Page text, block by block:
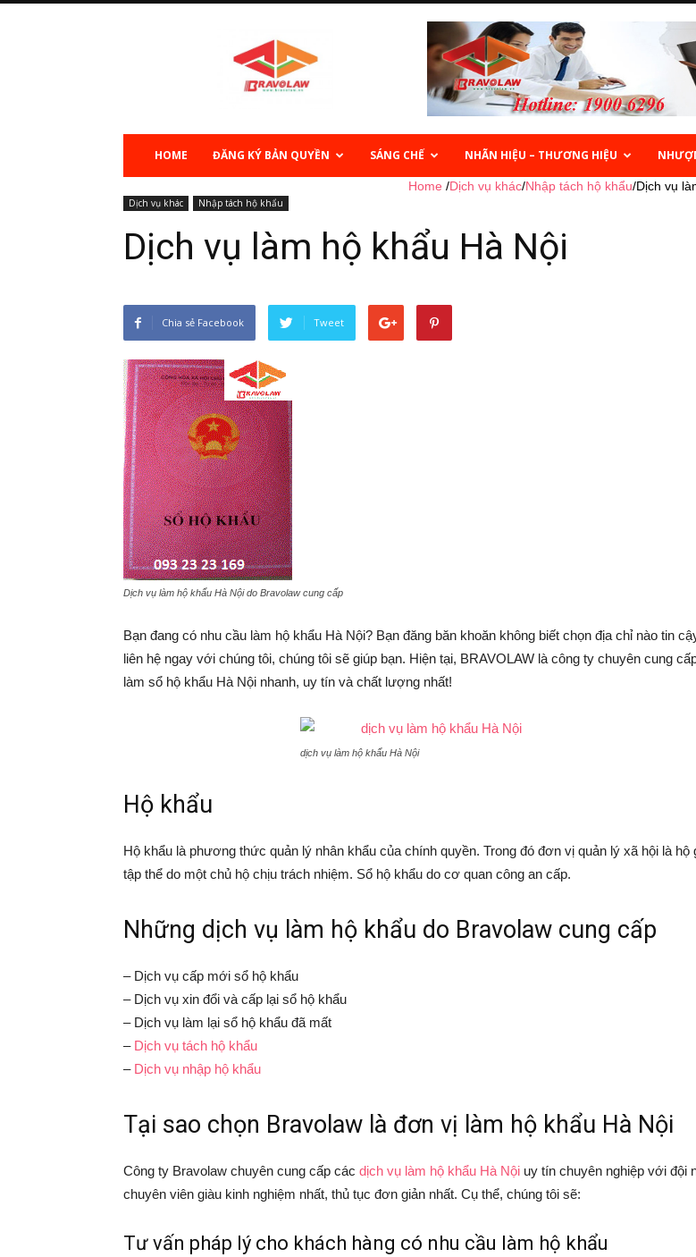
HOME ĐĂNG KÝ BẢN QUYỀN SÁNG CHẾ NHÃN HIỆU – THƯƠNG HIỆU
Home /Dịch vụ khác/Nhập tách hộ khẩu/Dịch vụ
Dịch vụ khác Nhập tách hộ khẩu
Dịch vụ làm hộ khẩu Hà Nội
Chia sẻ Facebook Tweet
Dịch vụ làm hộ khẩu Hà Nội do Bravolaw cung cấp
Bạn đang có nhu cầu làm hộ khẩu Hà Nội? Bạn đăng băn khoăn không biết chọn địa chỉ nào tin
liên hệ ngay với chúng tôi, chúng tôi sẽ giúp bạn. Hiện tại, BRAVOLAW là công ty chuyên cung
làm sổ hộ khẩu Hà Nội nhanh, uy tín và chất lượng nhất!
dịch vụ làm hộ khẩu Hà Nội
Hộ khẩu
Hộ khẩu là phương thức quản lý nhân khẩu của chính quyền. Trong đó đơn vị quản lý xã hội là hộ
tập thể do một chủ hộ chịu trách nhiệm. Sổ hộ khẩu do cơ quan công an cấp.
Những dịch vụ làm hộ khẩu do Bravolaw cung cấp
– Dịch vụ cấp mới sổ hộ khẩu
– Dịch vụ xin đổi và cấp lại sổ hộ khẩu
– Dịch vụ làm lại sổ hộ khẩu đã mất
– Dịch vụ tách hộ khẩu
– Dịch vụ nhập hộ khẩu
Tại sao chọn Bravolaw là đơn vị làm hộ khẩu Hà Nội
Công ty Bravolaw chuyên cung cấp các dịch vụ làm hộ khẩu Hà Nội uy tín chuyên nghiệp với đội
chuyên viên giàu kinh nghiệm nhất, thủ tục đơn giản nhất. Cụ thể, chúng tôi sẽ:
Tư vấn pháp lý cho khách hàng có nhu cầu làm hộ khẩu